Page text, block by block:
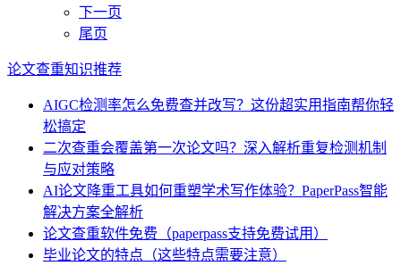
下一页
尾页
论文查重知识推荐
AIGC检测率怎么免费查并改写？这份超实用指南帮你轻
松搞定
二次查重会覆盖第一次论文吗？深入解析重复检测机制
与应对策略
AI论文降重工具如何重塑学术写作体验？PaperPass智能
解决方案全解析
论文查重软件免费（paperpass支持免费试用）
毕业论文的特点（这些特点需要注意）